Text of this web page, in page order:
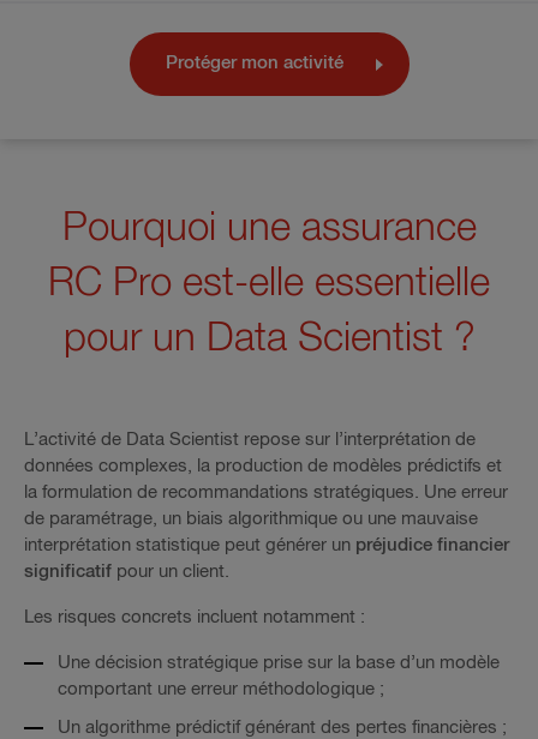
Protéger mon activité
Pourquoi une assurance
RC Pro est-elle essentielle
pour un Data Scientist ?
L’activité de Data Scientist repose sur l’interprétation de
données complexes, la production de modèles prédictifs et
la formulation de recommandations stratégiques. Une erreur
de paramétrage, un biais algorithmique ou une mauvaise
interprétation statistique peut générer un préjudice financier
significatif pour un client.
Les risques concrets incluent notamment :
Une décision stratégique prise sur la base d’un modèle
comportant une erreur méthodologique ;
Un algorithme prédictif générant des pertes financières ;